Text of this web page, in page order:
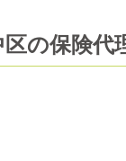
区の保険